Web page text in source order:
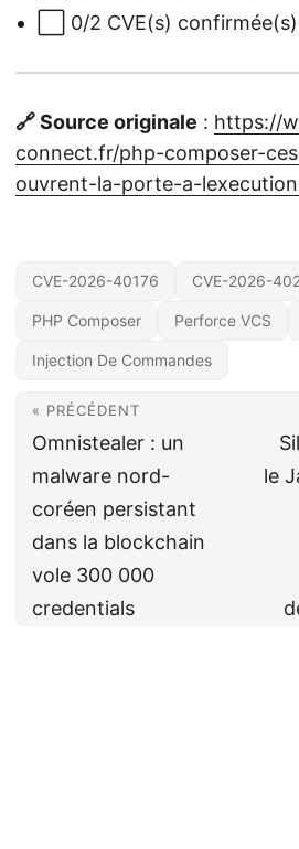
⬜ 0/2 CVE(s)
🔗 Source originale : https://
connect.fr/php-composer-
ouvrent-la-porte-a-
CVE-2026-40176 CVE-2026-
PHP Composer Perforce VCS
Injection De Commandes
« PRÉCÉDENT
Omnistealer : un
malware nord-
coréen persistant
dans la blockchain
vole 300 000
credentials
le